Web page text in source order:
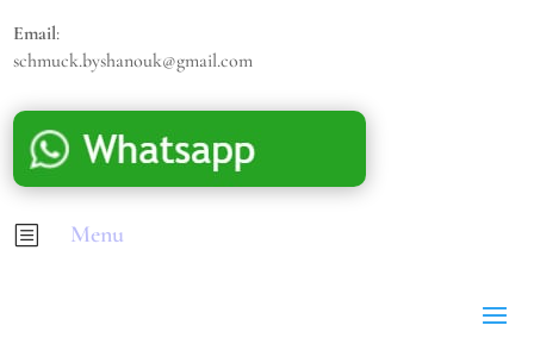
Email:
schmuck.byshanouk@gmail.com
b Menu